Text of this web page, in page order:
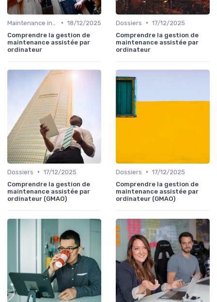
• 18/12/2025
Comprendre la gestion de
maintenance assistée par
ordinateur
Dossiers • 17/12/2025
Comprendre la gestion de
maintenance assistée par
ordinateur
Dossiers • 17/12/2025
Comprendre la gestion de
maintenance assistée par
ordinateur (GMAO)
Dossiers • 17/12/2025
Comprendre la gestion de
maintenance assistée par
ordinateur (GMAO)